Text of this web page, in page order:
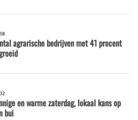
agrarische bedrijven met 41 procent
en warme zaterdag, lokaal kans op
bui